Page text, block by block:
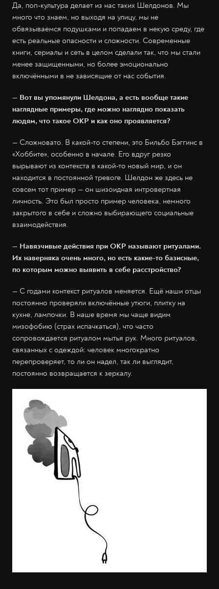
Да, поп-культура делает из нас таких Шелдонов. Мы
много что знаем, но выходя на улицу, мы не
обвязываемся подушками и попадаем в некую среду, где
есть реальные опасности и сложности. Современные
книги, сериалы и сеть в целом сделали так, что мы стали
менее защищенными, но более эмоционально
включёнными в не зависящие от нас события.
— Вот вы упомянули Шелдона, а есть вообще такие
наглядные примеры, где можно наглядно показать
людям, что такое ОКР и как оно проявляется?
— Сложновато. В какой-то степени, это Бильбо Бэггинс в
«Хоббите», особенно в начале. Его вдруг резко
вырывают из контекста в какой-то новый мир, и он
находится в постоянной тревоге. Шелдон же здесь не
совсем тот пример — он шизоидная интровертная
личность. Это был просто пример человека, немного
закрытого в себе и сложно выбирающего социальные
взаимодействия.
— Навязчивые действия при ОКР называют ритуалами.
Их наверняка очень много, но есть какие-то базисные,
по которым можно выявить в себе расстройство?
— С годами контекст ритуалов меняется. Ещё наши отцы
постоянно проверяли включённые утюги, плитку на
кухне, лампочки. В наше время мы чаще видим
мизофобию (страх испачкаться), что часто
сопровождается ритуалом мытья рук. Много ритуалов,
связанных с одеждой: человек многократно
перепроверяет, то ли он надел, так ли выглядит,
постоянно возвращается к зеркалу.